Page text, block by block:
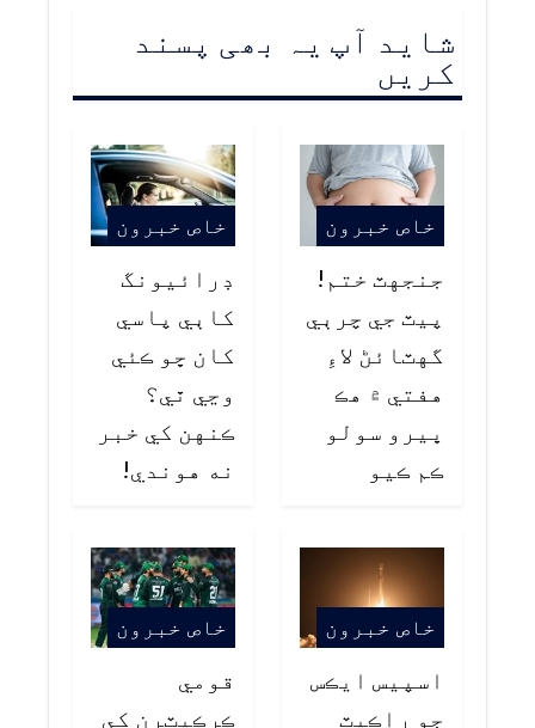
شاید آپ یہ بھی پسند
کریں
خاص خبرون
جنجهٽ ختم!
پيٽ جي چرٻي
گهٽائڻ لاءِ
هفتي ۾ هڪ
ڀيرو سولو
ڪم ڪيو
خاص خبرون
ڊرائيونگ
کاٻي پاسي
کان ڇو ڪئي
وڃي ٿي؟
ڪنهن کي خبر
نه هوندي!
خاص خبرون
اسپيس ايڪس
جو راڪيٽ
خاص خبرون
قومي
ڪرڪيٽرن کي